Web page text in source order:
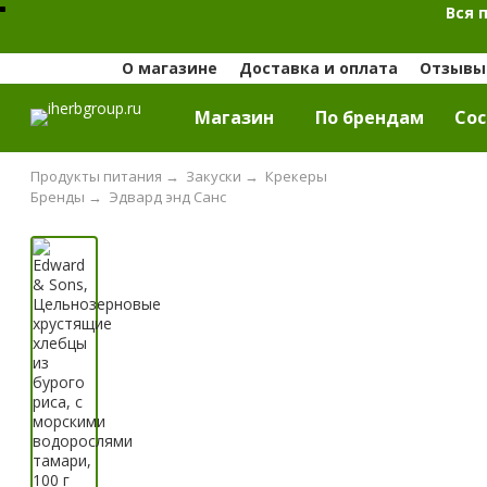
Вся
О магазине Доставка и оплата Отзывы
Магазин По брендам
Продукты питания → Закуски → Крекеры
Эдвард энд Санс
Бренды →